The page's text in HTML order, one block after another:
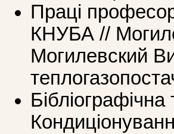
Праці
КНУБА //
Могилевский